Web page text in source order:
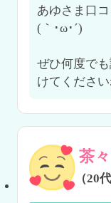
あゆさま口
(｀･ω･´)ゞ
ぜひ何度で
けてください
茶々
（20